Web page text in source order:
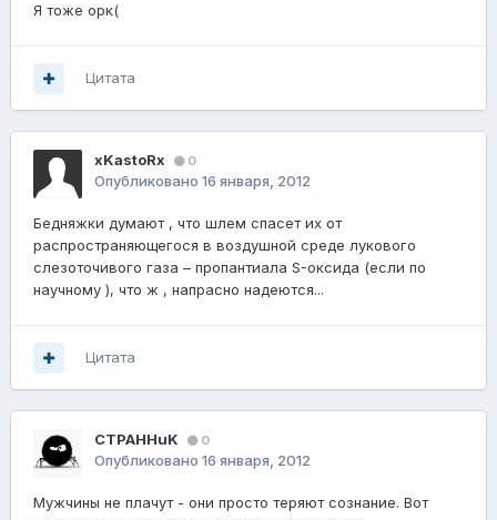
Я тоже орк(
Цитата
xKastoRx 0
Опубликовано 16 января, 2012
Бедняжки думают , что шлем спасет их от
распространяющегося в воздушной среде лукового
слезоточивого газа – пропантиала S-оксида (если по
научному ), что ж , напрасно надеются...
Цитата
CTPAHHuK 0
Опубликовано 16 января, 2012
Мужчины не плачут - они просто теряют сознание. Вот